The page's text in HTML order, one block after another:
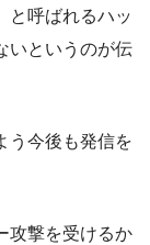
と呼ばれるハッ
いというのが伝
う今後も発信を
攻撃を受けるか